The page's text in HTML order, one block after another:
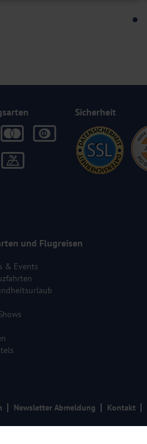
Sicherheit
und Flugreisen
& Events
Newsletter Abmeldung Kontakt